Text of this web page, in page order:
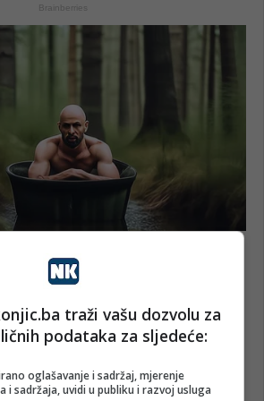
traži vašu dozvolu za
podataka za sljedeće:
oglašavanje i sadržaj, mjerenje
i sadržaja, uvidi u publiku i razvoj usluga